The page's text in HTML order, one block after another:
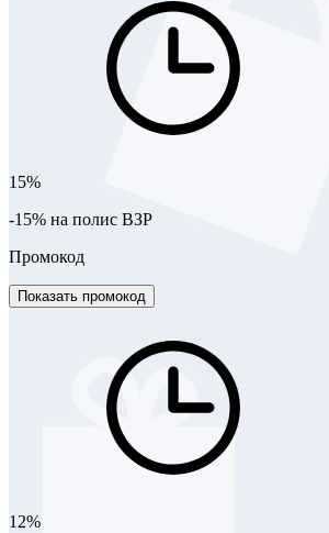
15%
-15% на полис ВЗР
Промокод
Показать промокод
12%